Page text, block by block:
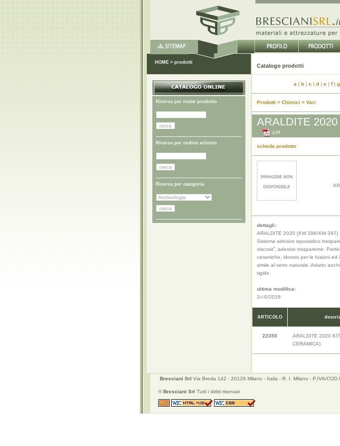
HOME > prodotti
Ricerca per nome prodotto
Ricerca per codice articolo
Ricerca per categoria
a | b | c | d | e | f| g
Prodotti > Chimici > Vari
ARALDITE
scheda prodotto
dettagli:
ARALDITE 2020 (XW 396/XW 397)
Sistema adesivo epossidico
viscositˆ, adesivo trasparente.
ceramiche, idoneo per le fusioni ed
simile al vetro naturale. Adatto
rigide.
ultima modifica:
3-/-0/2016
ARTICOLO
22350
ARALDITE 2020
CERAMICA)
Bresciani Srl Via Breda 142 - 20126 Milano - Italia - R. I. Milano - P.IVA/
©Bresciani Srl Tutti i diritti riservati